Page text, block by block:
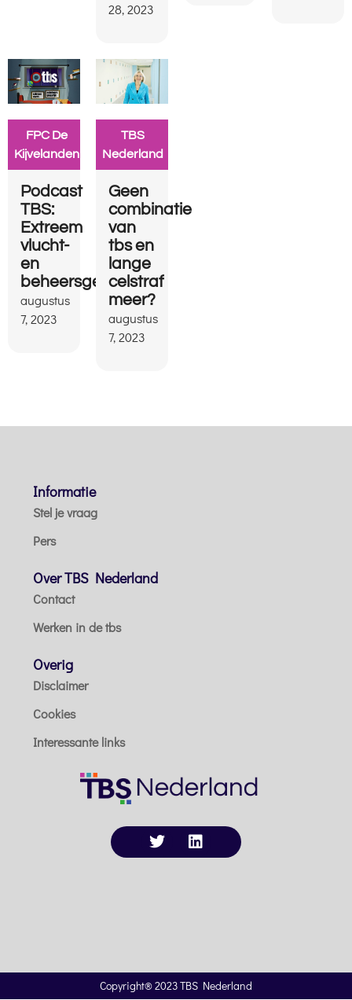
28, 2023
FPC De
Kijvelanden
Podcast
TBS:
Extreem
vlucht-
en
beheersgevaarlijk
augustus
7, 2023
TBS
Nederland
Geen
combinatie
van
tbs en
lange
celstraf
meer?
augustus
7, 2023
Informatie
Stel je vraag
Pers
Over TBS Nederland
Contact
Werken in de tbs
Overig
Disclaimer
Cookies
Interessante links
Copyright® 2023 TBS Nederland